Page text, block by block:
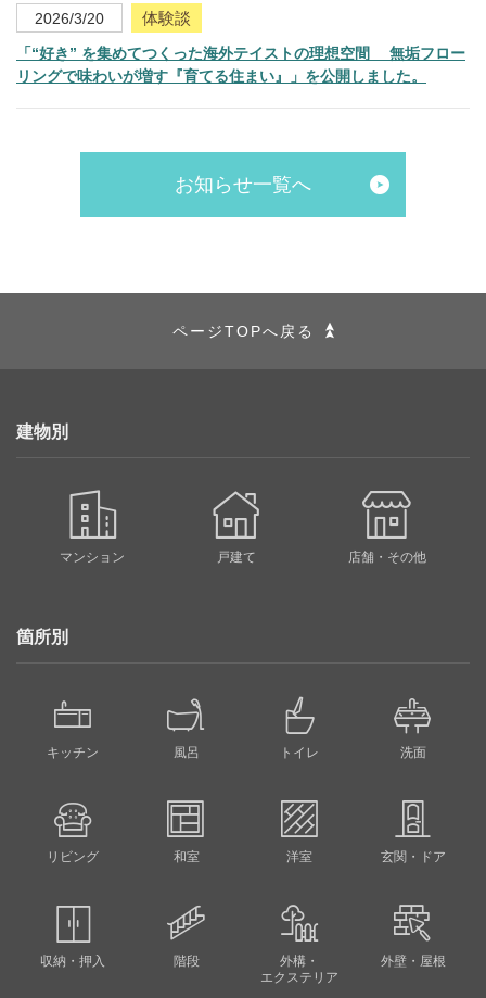
2026/3/20 体験談
「“好き” を集めてつくった海外テイストの理想空間 無垢フロー
リングで味わいが増す『育てる住まい』」を公開しました。
お知らせ一覧へ
ページTOPへ戻る
建物別
マンション 戸建て 店舗・その他
箇所別
キッチン 風呂 トイレ 洗面
リビング 和室 洋室 玄関・ドア
収納・押入 階段
外構・
エクステリア
外壁・屋根